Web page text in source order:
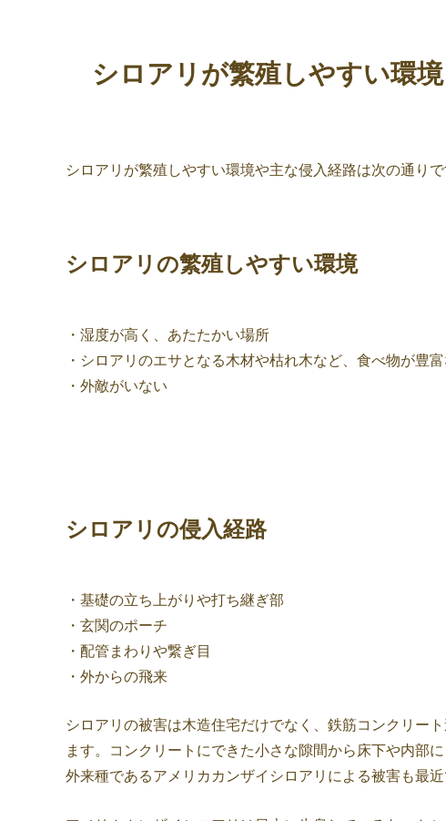
シロアリが繁殖しやすい環境
シロアリが繁殖しやすい環境や主な侵入経路は次の通りで
シロアリの繁殖しやすい環境
・湿度が高く、あたたかい場所
・シロアリのエサとなる木材や枯れ木など、食べ物が豊
・外敵がいない
シロアリの侵入経路
・基礎の立ち上がりや打ち継ぎ部
・玄関のポーチ
・配管まわりや繋ぎ目
・外からの飛来
シロアリの被害は木造住宅だけでなく、鉄筋コンクリー
ます。コンクリートにできた小さな隙間から床下や内部
外来種であるアメリカカンザイシロアリによる被害も最近